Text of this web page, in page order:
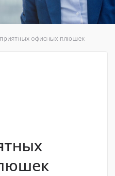
офисных плюшек